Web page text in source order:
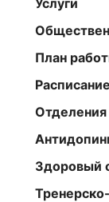
План
Отделения
Здоровый